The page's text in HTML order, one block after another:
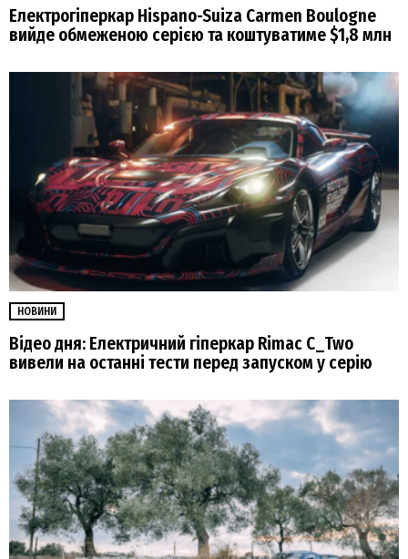
Електрогіперкар Hispano-Suiza Carmen Boulogne
вийде обмеженою серією та коштуватиме $1,8 млн
НОВИНИ
Відео дня: Електричний гіперкар Rimac C_Two
вивели на останні тести перед запуском у серію